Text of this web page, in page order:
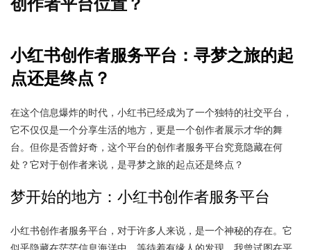
小红书创作者服务平台：寻梦之旅的起
点还是终点？
在这个信息爆炸的时代，小红书已经成为了一个独特的社交平台，
它不仅仅是一个分享生活的地方，更是一个创作者展示才华的舞
台。但你是否曾好奇，这个平台的创作者服务平台究竟隐藏在何
处？它对于创作者来说，是寻梦之旅的起点还是终点？
梦开始的地方：小红书创作者服务平台
小红书创作者服务平台，对于许多人来说，是一个神秘的存在。它